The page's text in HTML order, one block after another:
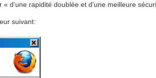
d’une rapidité doublée et d’une meilleure
suivant: